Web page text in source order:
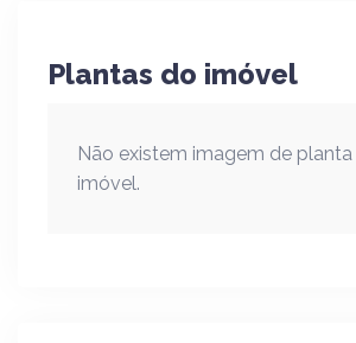
Plantas do imóvel
Não existem imagem de planta
imóvel.